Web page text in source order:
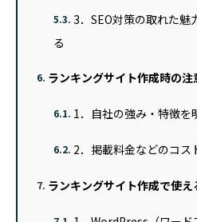
5.3. 3．SEO対策の取れた魅
る
6. ランキングサイト作成時の注
6.1. 1．自社の強み・特徴を
6.2. 2．掲載料金などのコス
7. ランキングサイト作成で使